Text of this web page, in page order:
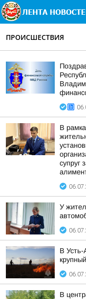
ПРОИСШЕСТВИЯ
В
супруг
У
В
В